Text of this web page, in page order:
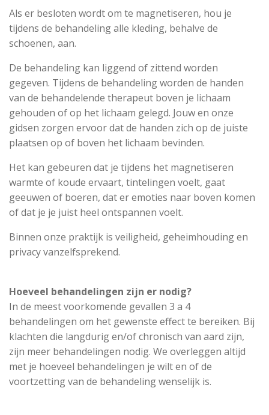
Als er besloten wordt om te magnetiseren, hou je
tijdens de behandeling alle kleding, behalve de
schoenen, aan.
De behandeling kan liggend of zittend worden
gegeven. Tijdens de behandeling worden de handen
van de behandelende therapeut boven je lichaam
gehouden of op het lichaam gelegd. Jouw en onze
gidsen zorgen ervoor dat de handen zich op de juiste
plaatsen op of boven het lichaam bevinden.
Het kan gebeuren dat je tijdens het magnetiseren
warmte of koude ervaart, tintelingen voelt, gaat
geeuwen of boeren, dat er emoties naar boven komen
of dat je je juist heel ontspannen voelt.
Binnen onze praktijk is veiligheid, geheimhouding en
privacy vanzelfsprekend.
Hoeveel behandelingen zijn er nodig?
In de meest voorkomende gevallen 3 a 4
behandelingen om het gewenste effect te bereiken. Bij
klachten die langdurig en/of chronisch van aard zijn,
zijn meer behandelingen nodig. We overleggen altijd
met je hoeveel behandelingen je wilt en of de
voortzetting van de behandeling wenselijk is.